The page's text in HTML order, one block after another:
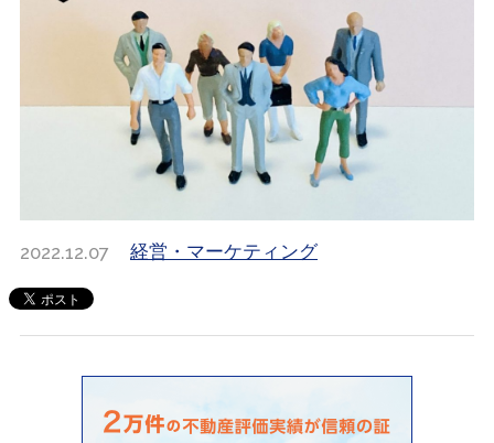
2022.12.07 経営・マーケティング